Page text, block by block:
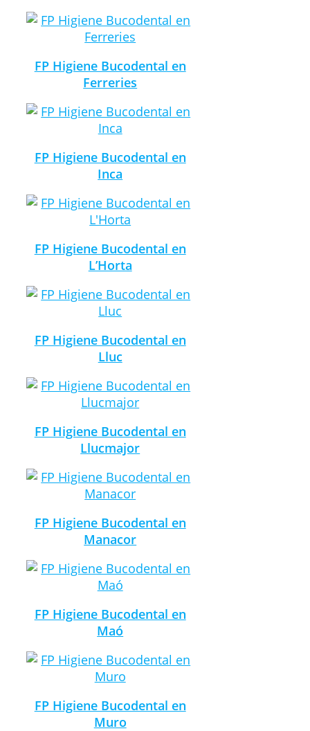
FP Higiene Bucodental en
Ferreries
FP Higiene Bucodental en
Inca
FP Higiene Bucodental en
L’Horta
FP Higiene Bucodental en
Lluc
FP Higiene Bucodental en
Llucmajor
FP Higiene Bucodental en
Manacor
FP Higiene Bucodental en
Maó
FP Higiene Bucodental en
Muro